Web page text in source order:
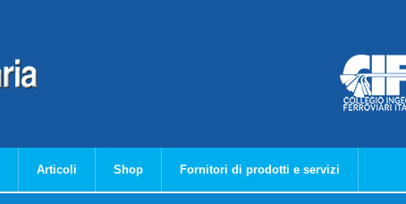
Articoli Shop Fornitori di prodotti e servizi